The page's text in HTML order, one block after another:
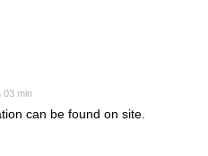
03 min
can be found on site.